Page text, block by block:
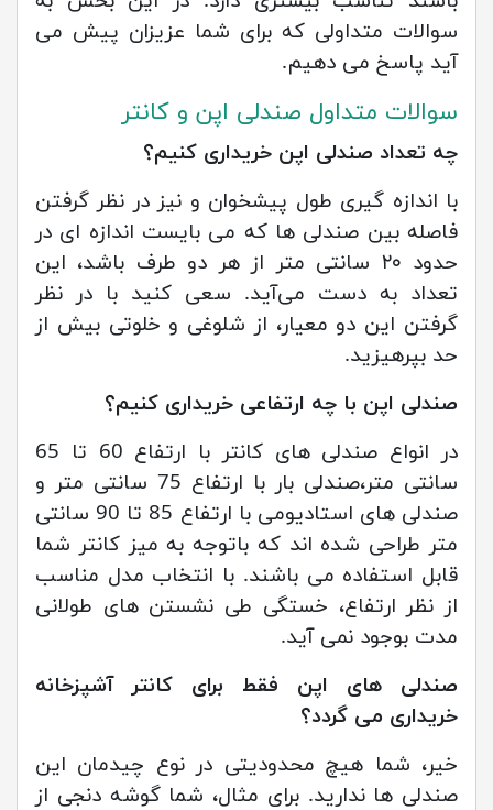
سوالات متداولی که برای شما عزیزان پیش می
آید پاسخ می دهیم.
سوالات متداول صندلی اپن و کانتر
چه تعداد صندلی اپن خریداری کنیم؟
با اندازه گیری طول پیشخوان و نیز در نظر گرفتن
فاصله بین صندلی ها که می بایست اندازه ای در
حدود ۲۰ سانتی متر از هر دو طرف باشد، این
تعداد به دست می‌آید. سعی کنید با در نظر
گرفتن این دو معیار، از شلوغی و خلوتی بیش از
حد بپرهیزید.
صندلی اپن با چه ارتفاعی خریداری کنیم؟
در انواع صندلی های کانتر با ارتفاع 60 تا 65
سانتی متر،صندلی بار با ارتفاع 75 سانتی متر و
صندلی های استادیومی با ارتفاع 85 تا 90 سانتی
متر طراحی شده اند که باتوجه به میز کانتر شما
قابل استفاده می باشند. با انتخاب مدل مناسب
از نظر ارتفاع، خستگی طی نشستن های طولانی
مدت بوجود نمی آید.
صندلی های اپن فقط برای کانتر آشپزخانه
خریداری می گردد؟
خیر، شما هیچ محدودیتی در نوع چیدمان این
صندلی ها ندارید. برای مثال، شما گوشه دنجی از